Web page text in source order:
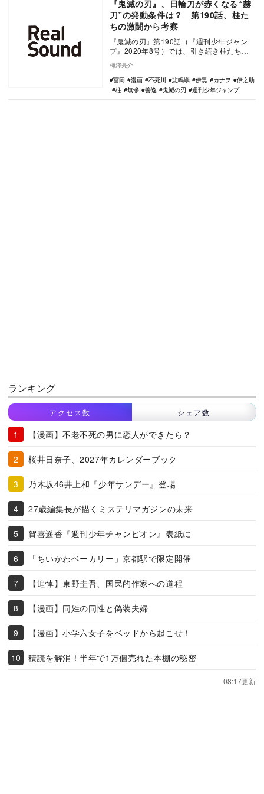
『鬼滅の刃』、日輪刀が赤くなる“赫
刀”の発動条件は？ 第190話、柱た
ちの激闘から考察
『鬼滅の刃』第190話（『週刊少年ジャン
プ』2020年8号）では、引き続き柱たちと
梅澤亮介
冨岡
漫画 不死川 悲鳴嶼 伊黒 カナヲ
伊之助
柱
無惨 善逸 鬼滅の刃 週刊少年ジャンプ
ランキング
アクセス数 シェア数
【漫画】不老不死の男に恋人ができたら？
桜井日奈子、2027年カレンダーブック
乃木坂46井上和『少年サンデー』登場
27歳編集長が描くミステリマガジンの未来
賀喜遥香『週刊少年チャンピオン』表紙に
「ちいかわベーカリー」京都駅で限定開催
【追悼】東野圭吾、国民的作家への道程
【漫画】同姓の同性と偽装夫婦
【漫画】小学六女子をベッドから起こせ！
積読を解消！半年で1万個売れた本棚の秘密
08:17更新